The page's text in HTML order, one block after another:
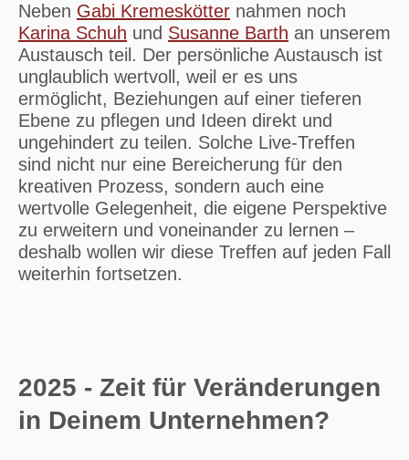
Neben Gabi Kremeskötter nahmen noch
Karina Schuh und Susanne Barth an unserem
Austausch teil. Der persönliche Austausch ist
unglaublich wertvoll, weil er es uns
ermöglicht, Beziehungen auf einer tieferen
Ebene zu pflegen und Ideen direkt und
ungehindert zu teilen. Solche Live-Treffen
sind nicht nur eine Bereicherung für den
kreativen Prozess, sondern auch eine
wertvolle Gelegenheit, die eigene Perspektive
zu erweitern und voneinander zu lernen –
deshalb wollen wir diese Treffen auf jeden Fall
weiterhin fortsetzen.
2025 - Zeit für Veränderungen
in Deinem Unternehmen?